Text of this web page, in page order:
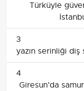
Türküyle
3
yazın serinliği diş
4
Giresun’da